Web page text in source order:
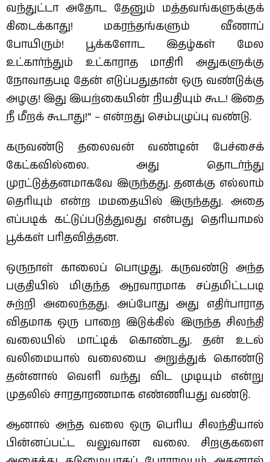
வந்துட்டா அதோட தேனும் மத்தவங்களுக்குக்
கிடைக்காது! மகரந்தங்களும் வீணாப்
போயிரும்! பூக்களோட இதழ்கள் மேல
உட்கார்ந்தும் உட்காராத மாதிரி அதுகளுக்கு
நோவாதபடி தேன் எடுப்பதுதான் ஒரு வண்டுக்கு
அழகு! இது இயற்கையின் நியதியும் கூட! இதை
நீ மீறக் கூடாது!” – என்றது செம்பழுப்பு வண்டு.
கருவண்டு தலைவன் வண்டின் பேச்சைக்
கேட்கவில்லை. அது தொடர்ந்து
முரட்டுத்தனமாகவே இருந்தது. தனக்கு எல்லாம்
தெரியும் என்ற மமதையில் இருந்தது. அதை
எப்படிக் கட்டுப்படுத்துவது என்பது தெரியாமல்
பூக்கள் பரிதவித்தன.
ஒருநாள் காலைப் பொழுது. கருவண்டு அந்த
பகுதியில் மிகுந்த ஆரவாரமாக சப்தமிட்டபடி
சுற்றி அலைந்தது. அப்போது அது எதிர்பாராத
விதமாக ஒரு பாறை இடுக்கில் இருந்த சிலந்தி
வலையில் மாட்டிக் கொண்டது. தன் உடல்
வலிமையால் வலையை அறுத்துக் கொண்டு
தன்னால் வெளி வந்து விட முடியும் என்று
முதலில் சாரதாரணமாக எண்ணியது வண்டு.
ஆனால் அந்த வலை ஒரு பெரிய சிலந்தியால்
பின்னப்பட்ட வலுவான வலை. சிறகுகளை